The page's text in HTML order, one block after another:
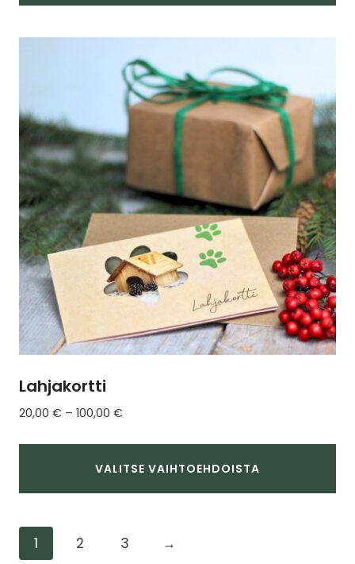
tuotteella
Voit
tehdä
valinnat
tuotteen
sivulla.
Lahjakortti
20,00 € – 100,00 €Hintaluokka:
-
100,00 €
VALITSE VAIHTOEHDOISTA
tuotteella
on1 2 3 →